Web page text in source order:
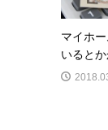
マイホ
いると